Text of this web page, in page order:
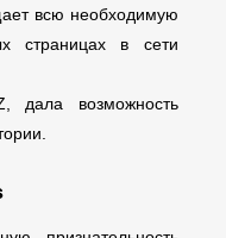
всю необходимую
страницах в сети
дала возможность